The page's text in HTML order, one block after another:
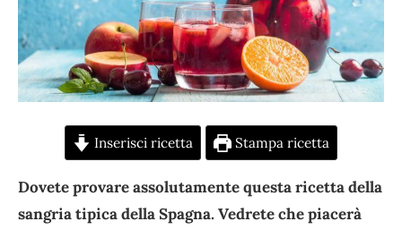
Inserisci ricetta Stampa ricetta
Dovete provare assolutamente questa ricetta della
sangria tipica della Spagna. Vedrete che piacerà